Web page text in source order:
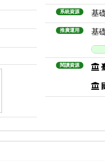
系統資源 基
推廣運用 基
閱讀資源